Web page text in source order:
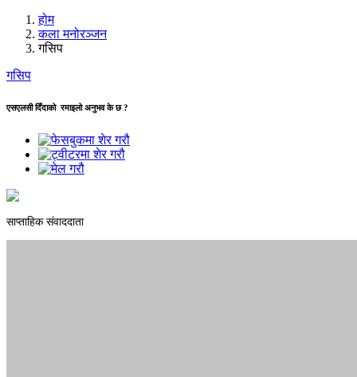
होम
कला मनोरञ्जन
गसिप
गसिप
एसएलसी दिँदाको रमाइलो अनुभव के छ ?
साप्ताहिक संवाददाता